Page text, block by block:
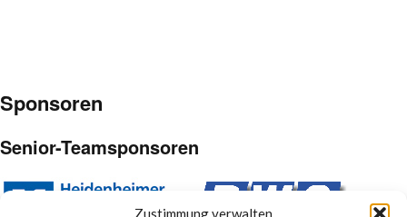
Zustimmung verwalten
Sponsoren
Senior-Teamsponsoren